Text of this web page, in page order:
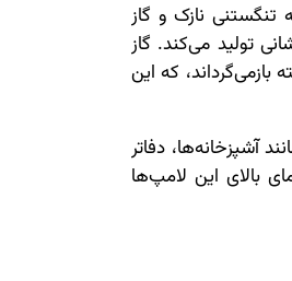
نازک و گاز
تولید می‌کند. گاز
که این
آشپزخانه‌ها، دفاتر
بالای این لامپ‌ها